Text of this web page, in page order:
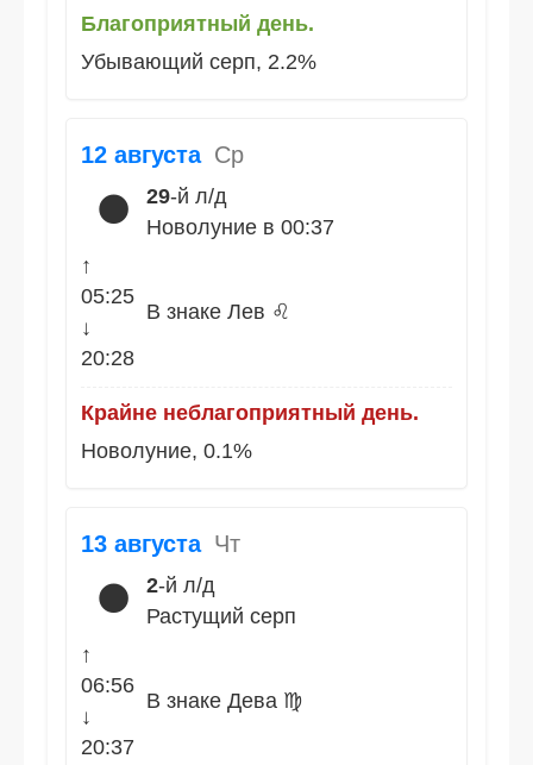
Благоприятный день.
Убывающий серп, 2.2%
12 августа Ср
🌑 29-й л/д
Новолуние в 00:37
↑
05:25
↓
20:28
В знаке Лев ♌
Крайне неблагоприятный день.
Новолуние, 0.1%
13 августа Чт
🌑 2-й л/д
Растущий серп
↑
06:56
↓
20:37
В знаке Дева ♍